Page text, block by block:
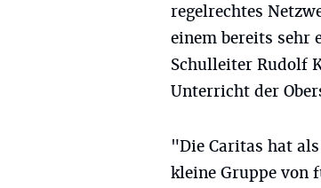
regelrechtes
einem bereits sehr
Schulleiter Rudolf
Unterricht der
"Die Caritas hat
kleine Gruppe von